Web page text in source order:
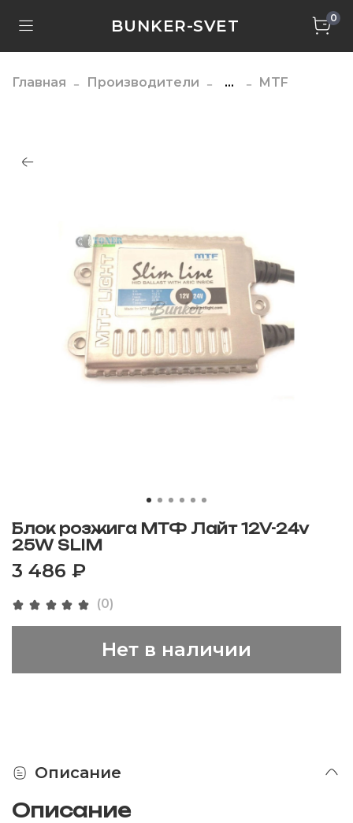
BUNKER-SVET 0
Главная Производители ... MTF
(0)
Блок розжига МТФ Лайт 12V-24v
25W SLIM
3 486 ₽
Нет в наличии
Описание
Описание